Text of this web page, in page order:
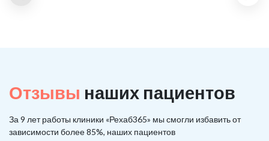
Отзывы наших пациентов
За 9 лет работы клиники «Рехаб365» мы смогли избавить от
зависимости более 85%, наших пациентов